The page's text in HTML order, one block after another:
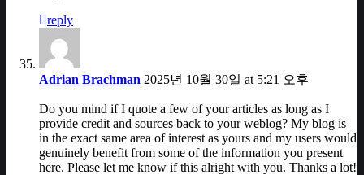
reply
Adrian Brachman 2025년 10월 30일 at 5:21 오후
Do you mind if I quote a few of your articles as long as I
provide credit and sources back to your weblog? My blog is
in the exact same area of interest as yours and my users would
genuinely benefit from some of the information you present
here. Please let me know if this alright with you. Thanks a lot!